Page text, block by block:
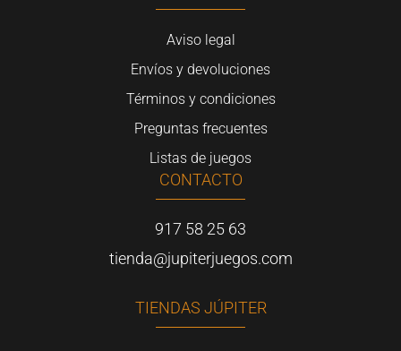
Aviso legal
Envíos y devoluciones
Términos y condiciones
Preguntas frecuentes
Listas de juegos
CONTACTO
917 58 25 63
tienda@jupiterjuegos.com
TIENDAS JÚPITER